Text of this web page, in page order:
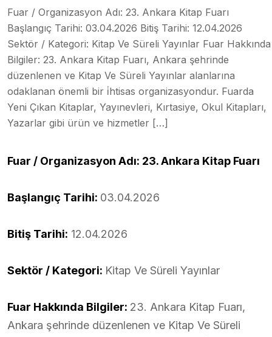
Fuar / Organizasyon Adı: 23. Ankara Kitap Fuarı
Başlangıç Tarihi: 03.04.2026 Bitiş Tarihi: 12.04.2026
Sektör / Kategori: Kitap Ve Süreli Yayınlar Fuar Hakkında
Bilgiler: 23. Ankara Kitap Fuarı, Ankara şehrinde
düzenlenen ve Kitap Ve Süreli Yayınlar alanlarına
odaklanan önemli bir i̇htisas organizasyondur. Fuarda
Yeni Çıkan Kitaplar, Yayınevleri, Kırtasiye, Okul Kitapları,
Yazarlar gibi ürün ve hizmetler […]
Fuar / Organizasyon Adı: 23. Ankara Kitap Fuarı
Başlangıç Tarihi: 03.04.2026
Bitiş Tarihi: 12.04.2026
Sektör / Kategori: Kitap Ve Süreli Yayınlar
Fuar Hakkında Bilgiler: 23. Ankara Kitap Fuarı,
Ankara şehrinde düzenlenen ve Kitap Ve Süreli